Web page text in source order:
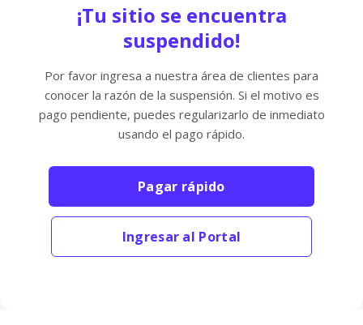
¡Tu sitio se encuentra
suspendido!
Por favor ingresa a nuestra área de clientes para
conocer la razón de la suspensión. Si el motivo es
pago pendiente, puedes regularizarlo de inmediato
usando el pago rápido.
Pagar rápido
Ingresar al Portal